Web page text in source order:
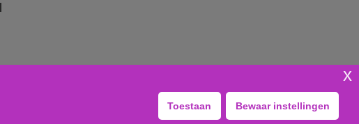
Toestaan Bewaar instellingen
x